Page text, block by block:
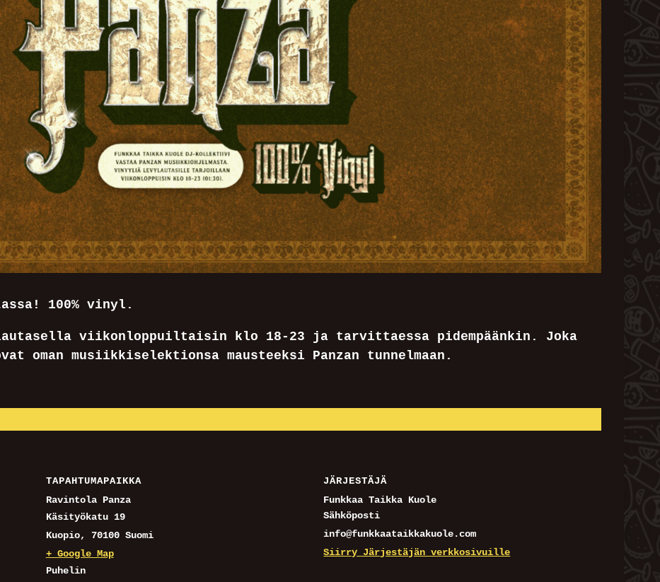
100% vinyl.
viikonloppuiltaisin klo 18-23 ja tarvittaessa pidempäänkin. Joka
oman musiikkiselektionsa mausteeksi Panzan tunnelmaan.
TAPAHTUMAPAIKKA
Ravintola Panza
Käsityökatu 19
Kuopio, 70100 Suomi
+ Google Map
Puhelin
JÄRJESTÄJÄ
Funkkaa Taikka Kuole
Sähköposti
info@funkkaataikkakuole.com
Siirry Järjestäjän verkkosivuille